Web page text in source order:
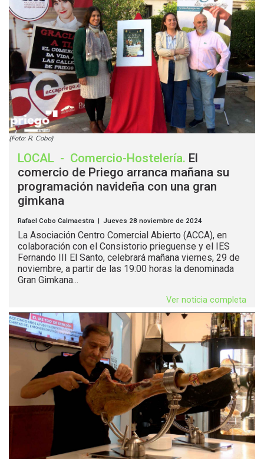
(Foto: R. Cobo)
LOCAL - Comercio-Hostelería. El
comercio de Priego arranca mañana su
programación navideña con una gran
gimkana
Rafael Cobo Calmaestra | Jueves 28 noviembre de 2024
La Asociación Centro Comercial Abierto (ACCA), en
colaboración con el Consistorio prieguense y el IES
Fernando III El Santo, celebrará mañana viernes, 29 de
noviembre, a partir de las 19:00 horas la denominada
Gran Gimkana...
Ver noticia completa